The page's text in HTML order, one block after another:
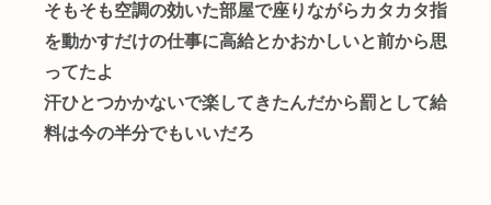
そもそも空調の効いた部屋で座りながらカタカタ指
を動かすだけの仕事に高給とかおかしいと前から思
ってたよ
汗ひとつかかないで楽してきたんだから罰として給
料は今の半分でもいいだろ